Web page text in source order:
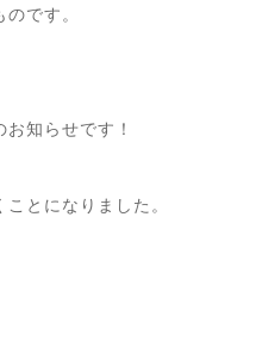
です。
知らせです！
とになりました。